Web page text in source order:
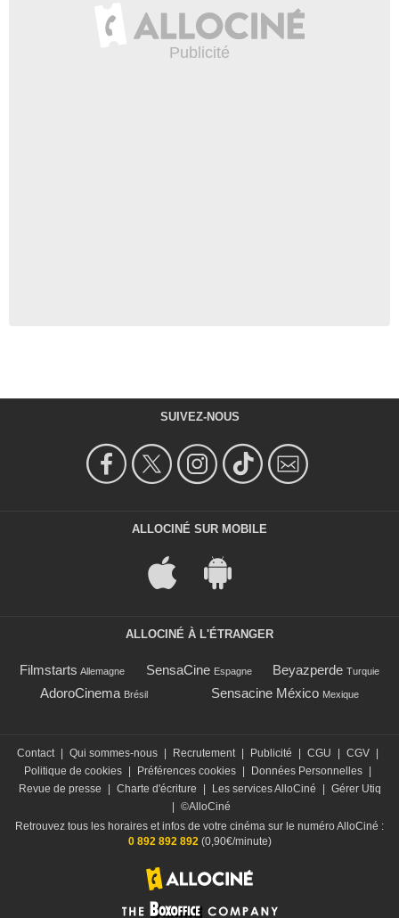
SUIVEZ-NOUS
ALLOCINÉ SUR MOBILE
ALLOCINÉ À L'ÉTRANGER
Filmstarts Allemagne SensaCine Espagne Beyazperde Turquie
AdoroCinema Brésil Sensacine México Mexique
Contact Qui sommes-nous Recrutement Publicité CGU CGV
Politique de cookies
Préférences cookies Données Personnelles
Revue de presse
Charte d'écriture Les services AlloCiné
Gérer Utiq
©AlloCiné
Retrouvez tous les horaires et infos de votre cinéma sur le numéro AlloCiné :
0 892 892 892(0,90€/minute)